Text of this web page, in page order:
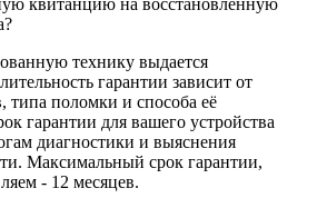
технику выдается
гарантии зависит от
типа поломки и способа её
гарантии для вашего устройства
диагностики и выяснения
Максимальный срок гарантии,
- 12 месяцев.